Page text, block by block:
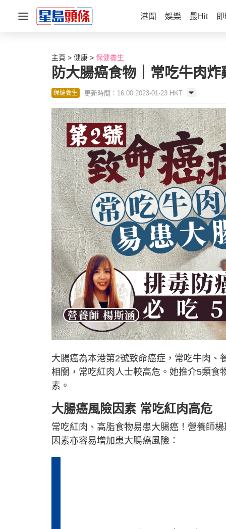
港聞 娛樂 最Hit
主頁 健康 保健養生
防大腸癌食物｜常吃牛肉
保健養生 更新時間：16:00 2023-01-23 HKT
大腸癌為本港第2號致命癌症，常吃牛肉、
相關，常吃紅肉人士較高危。她推介5類食
素。
大腸癌風險因素 常吃紅肉高危
常吃紅肉、高脂食物易患大腸癌！營養師
因素亦容易增加患大腸癌風險：